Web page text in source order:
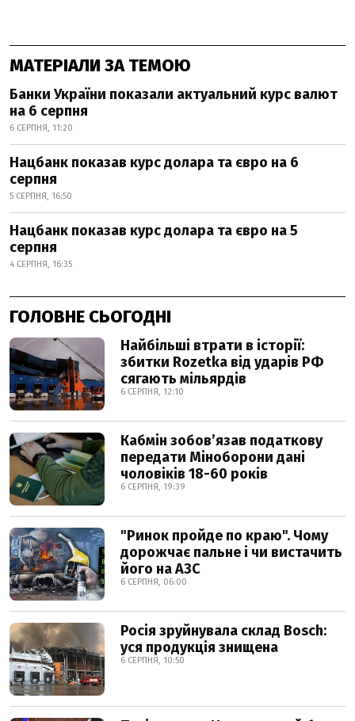
МАТЕРІАЛИ ЗА ТЕМОЮ
Банки України показали актуальний курс валют
на 6 серпня
6 СЕРПНЯ, 11:20
Нацбанк показав курс долара та євро на 6
серпня
5 СЕРПНЯ, 16:50
Нацбанк показав курс долара та євро на 5
серпня
4 СЕРПНЯ, 16:35
ГОЛОВНЕ СЬОГОДНІ
Найбільші втрати в історії:
збитки Rozetka від ударів РФ
сягають мільярдів
6 СЕРПНЯ, 12:10
Кабмін зобовʼязав податкову
передати Міноборони дані
чоловіків 18-60 років
6 СЕРПНЯ, 19:39
"Ринок пройде по краю". Чому
дорожчає пальне і чи вистачить
його на АЗС
6 СЕРПНЯ, 06:00
Росія зруйнувала склад Bosch:
уся продукція знищена
6 СЕРПНЯ, 10:50